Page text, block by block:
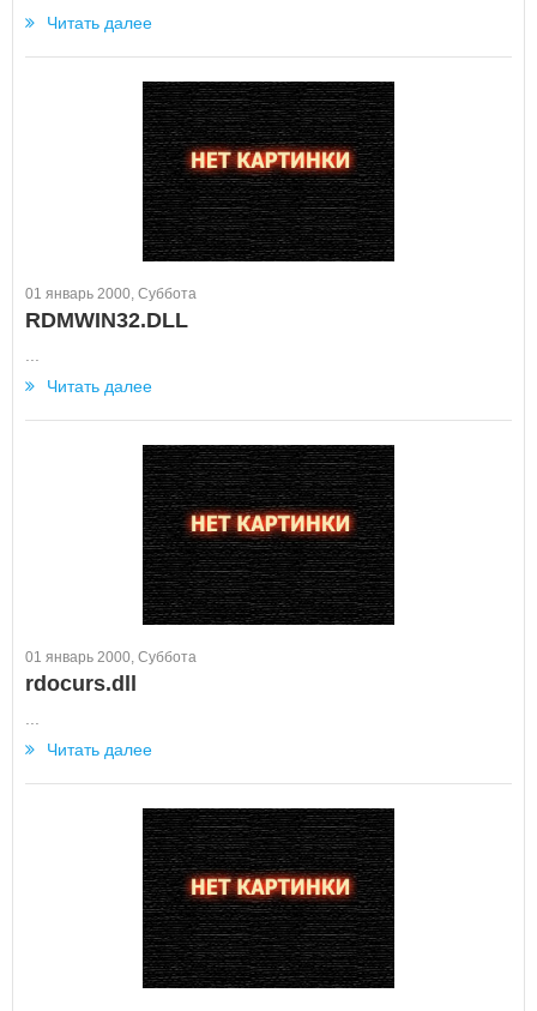
Читать далее
01 январь 2000, Суббота
RDMWIN32.DLL
Читать далее
01 январь 2000, Суббота
rdocurs.dll
Читать далее